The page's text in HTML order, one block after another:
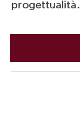
progettualità.